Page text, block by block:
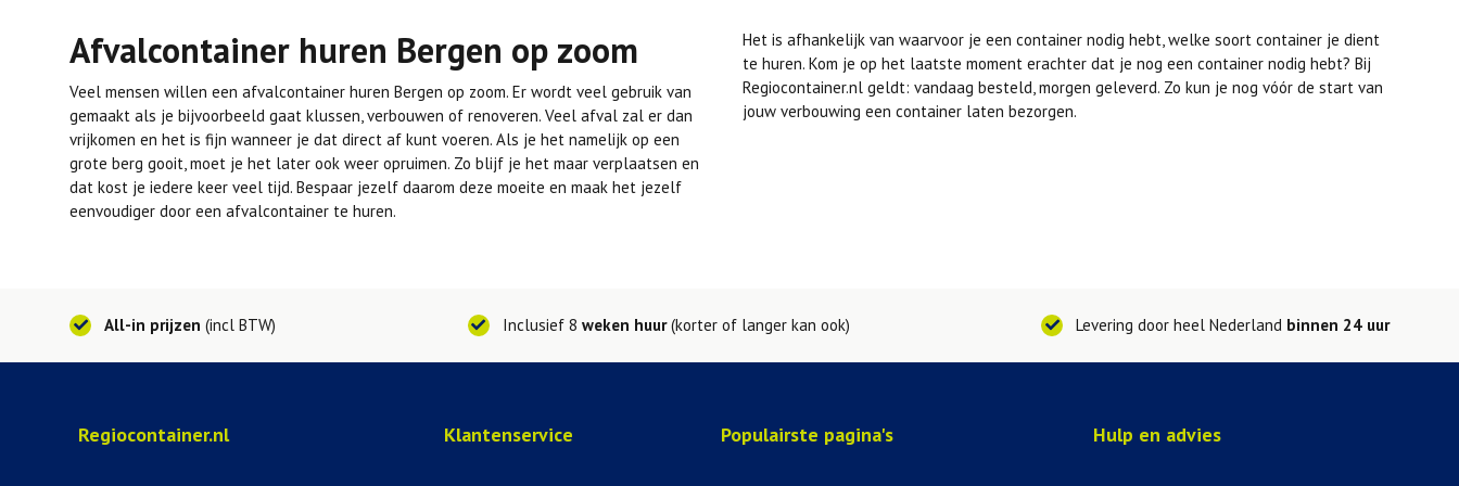
Afvalcontainer huren Bergen op zoom
Veel mensen willen een afvalcontainer huren Bergen op zoom. Er wordt veel gebruik van
gemaakt als je bijvoorbeeld gaat klussen, verbouwen of renoveren. Veel afval zal er dan
vrijkomen en het is fijn wanneer je dat direct af kunt voeren. Als je het namelijk op een
grote berg gooit, moet je het later ook weer opruimen. Zo blijf je het maar verplaatsen en
dat kost je iedere keer veel tijd. Bespaar jezelf daarom deze moeite en maak het jezelf
eenvoudiger door een afvalcontainer te huren.
Het is afhankelijk van waarvoor je een container nodig hebt, welke soort container je dient
te huren. Kom je op het laatste moment erachter dat je nog een container nodig hebt? Bij
Regiocontainer.nl geldt: vandaag besteld, morgen geleverd. Zo kun je nog vóór de start van
jouw verbouwing een container laten bezorgen.
All-in prijzen (incl BTW) Inclusief 8 weken huur(korter of langer kan ook) Levering door heel Nederland binnen 24 uur
Regiocontainer.nl Klantenservice Populairste pagina's Hulp en advies